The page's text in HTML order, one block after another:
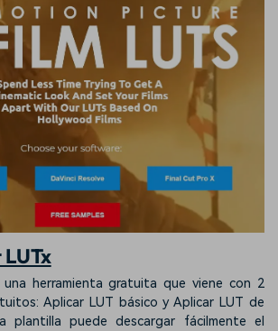
una herramienta gratuita que viene con 2
Aplicar LUT básico y Aplicar LUT de
plantilla puede descargar fácilmente el